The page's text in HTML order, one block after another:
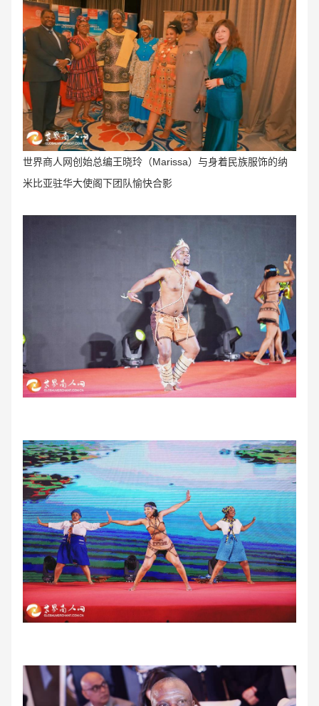
世界商人网创始总编王晓玲（Marissa）与身着民族服饰的纳
米比亚驻华大使阁下团队愉快合影